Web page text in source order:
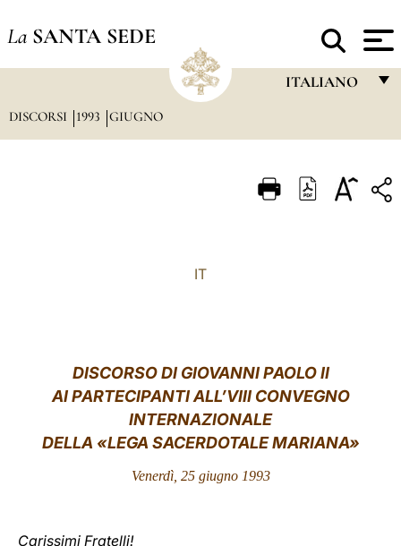
La SANTA SEDE
ITALIANO
ITALIANO
中文
DISCORSI 1993 GIUGNO
IT
DISCORSO DI GIOVANNI PAOLO II
AI PARTECIPANTI ALL’VIII CONVEGNO
INTERNAZIONALE
DELLA «LEGA SACERDOTALE MARIANA»
Venerdì, 25 giugno 1993
Carissimi Fratelli!